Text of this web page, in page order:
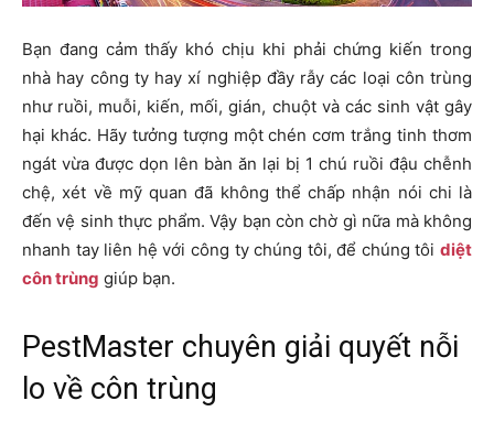
Bạn đang cảm thấy khó chịu khi phải chứng kiến trong
nhà hay công ty hay xí nghiệp đầy rẫy các loại côn trùng
như ruồi, muỗi, kiến, mối, gián, chuột và các sinh vật gây
hại khác. Hãy tưởng tượng một chén cơm trắng tinh thơm
ngát vừa được dọn lên bàn ăn lại bị 1 chú ruồi đậu chễnh
chệ, xét về mỹ quan đã không thể chấp nhận nói chi là
đến vệ sinh thực phẩm. Vậy bạn còn chờ gì nữa mà không
nhanh tay liên hệ với công ty chúng tôi, để chúng tôi diệt
côn trùng giúp bạn.
PestMaster chuyên giải quyết nỗi
lo về côn trùng